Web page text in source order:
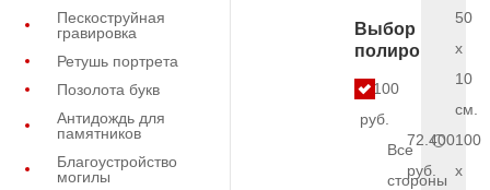
Пескоструйная
гравировка
Ретушь портрета
Позолота букв
Антидождь для
памятников
Благоустройство
могилы
Выбор
полировки
4.100
руб.
Все
стороны
50
x
10
см.
72.400
руб.
100
x